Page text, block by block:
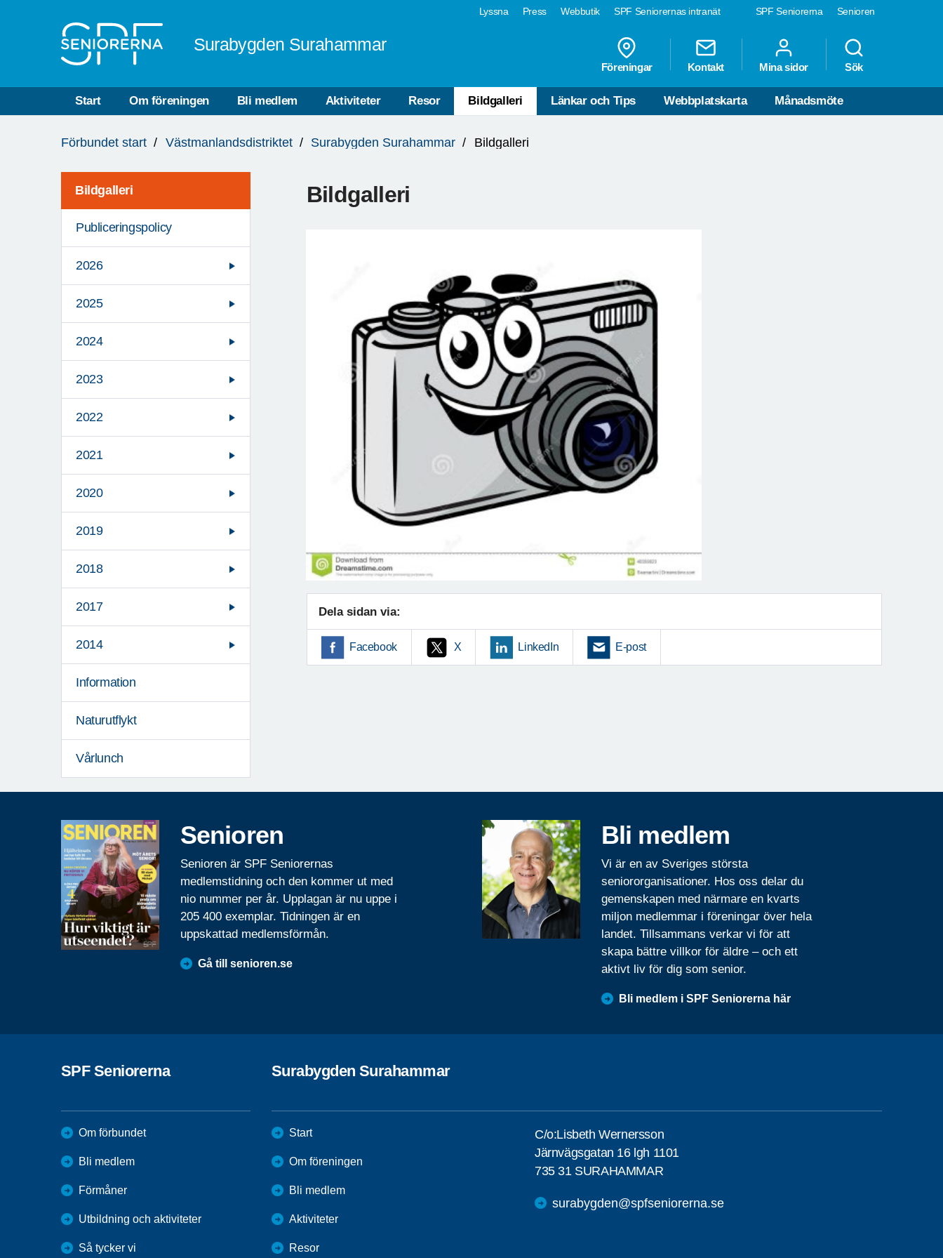
SPF Seniorerna Senioren
Lyssna Press Webbutik SPF Seniorernas intranät
Surabygden Surahammar
Föreningar Kontakt Mina sidor Sök
Start Om föreningen Bli medlem Aktiviteter Resor Bildgalleri Länkar och Tips Webbplatskarta Månadsmöte
är
Förbundet start Västmanlandsdistriktet Surabygden Surahammar Bildgalleri
Bildgalleri
Publiceringspolicy
2026
2025
2024
2023
2022
2021
2020
2019
2018
2017
2014
Information
Naturutflykt
Vårlunch
Bildgalleri
Dela sidan via:
Facebook X LinkedIn E-post
Senioren
Senioren är SPF Seniorernas
medlemstidning och den kommer ut med
nio nummer per år. Upplagan är nu uppe i
205 400 exemplar. Tidningen är en
uppskattad medlemsförmån.
Gå till senioren.se
Bli medlem
Vi är en av Sveriges största
seniororganisationer. Hos oss delar du
gemenskapen med närmare en kvarts
miljon medlemmar i föreningar över hela
landet. Tillsammans verkar vi för att
skapa bättre villkor för äldre – och ett
aktivt liv för dig som senior.
Bli medlem i SPF Seniorerna här
SPF Seniorerna
Om förbundet
Bli medlem
Förmåner
Utbildning och aktiviteter
Så tycker vi
Surabygden Surahammar
Start
Om föreningen
Bli medlem
Aktiviteter
Resor
C/o:Lisbeth Wernersson
Järnvägsgatan 16 lgh 1101
735 31 SURAHAMMAR
surabygden@spfseniorerna.se